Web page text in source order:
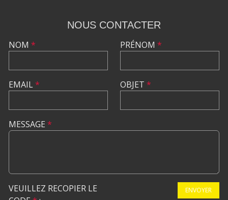
NOUS CONTACTER
NOM *
EMAIL*
PRÉNOM *
OBJET *
MESSAGE *
VEUILLEZ RECOPIER LE
ENVOYER